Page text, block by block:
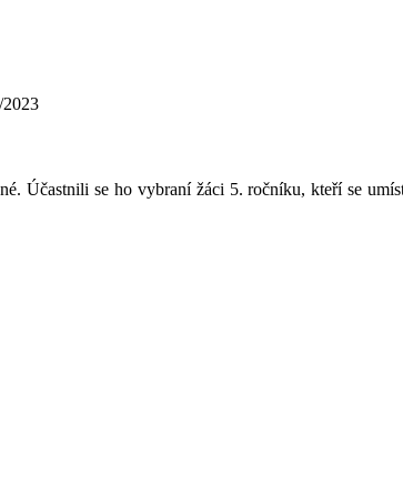
Účastnili se ho vybraní žáci 5. ročníku, kteří se